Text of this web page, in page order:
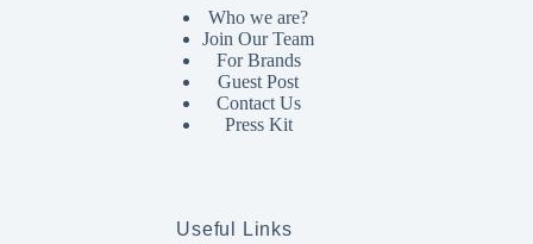
Who we are?
Join Our Team
For Brands
Guest Post
Contact Us
Press Kit
Useful Links